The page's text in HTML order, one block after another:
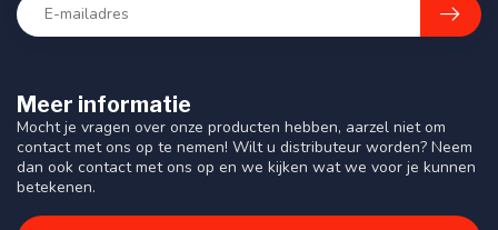
Meer informatie
Mocht je vragen over onze producten hebben, aarzel niet om
contact met ons op te nemen! Wilt u distributeur worden? Neem
dan ook contact met ons op en we kijken wat we voor je kunnen
betekenen.